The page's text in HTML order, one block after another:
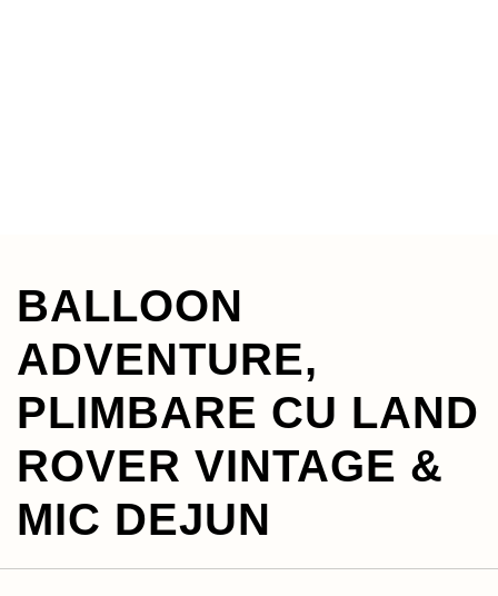
BALLOON
ADVENTURE,
PLIMBARE CU LAND
ROVER VINTAGE &
MIC DEJUN